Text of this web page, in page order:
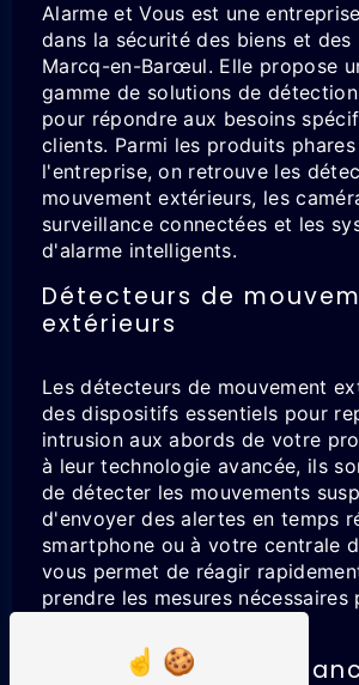
Alarme et Vous est une
dans la sécurité des biens et des
Marcq-en-Barœul. Elle propose
gamme de solutions de
pour répondre aux besoins
clients. Parmi les produits
l'entreprise, on retrouve les
mouvement extérieurs, les
surveillance connectées et les
d'alarme intelligents.
Détecteurs de
extérieurs
Les détecteurs de mouvement
des dispositifs essentiels pour
intrusion aux abords de votre
à leur technologie avancée, ils
de détecter les mouvements
d'envoyer des alertes en temps
smartphone ou à votre centrale
vous permet de réagir
prendre les mesures nécessaires
Caméras de